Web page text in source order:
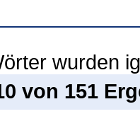
wurden
von 151